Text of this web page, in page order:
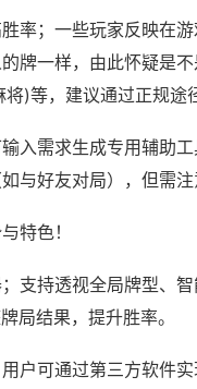
率；一些玩家反映在
牌一样，由此怀疑是
)等，建议通过正规途
入需求生成专用辅助
与好友对局），但需
特色！
支持透视全局牌型、
局结果，提升胜率。
户可通过第三方软件实